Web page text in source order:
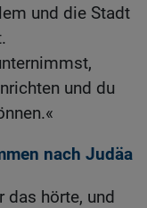
und die Stadt
und du
nach Judäa
das hörte, und